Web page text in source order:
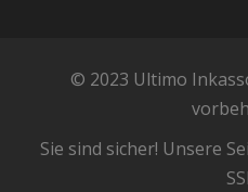
© 2023 Ultimo
Sie sind sicher! Unsere